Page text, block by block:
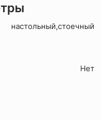
настольный,стоечный
Нет